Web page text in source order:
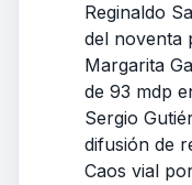
Reginaldo
del noventa
Margarita
de 93 mdp
Sergio
difusión de
Caos vial